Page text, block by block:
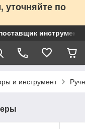
уточняйте по
и инструмент